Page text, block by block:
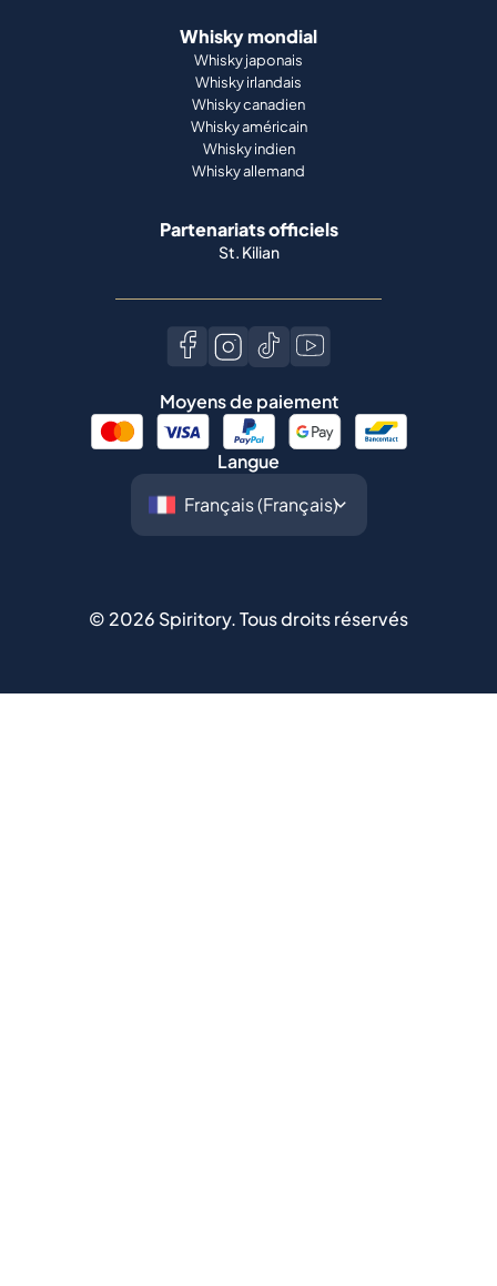
Whisky mondial
Whisky japonais
Whisky irlandais
Whisky canadien
Whisky américain
Whisky indien
Whisky allemand
Partenariats officiels
St. Kilian
Moyens de paiement
Langue
© 2026 Spiritory.Tous droits réservés